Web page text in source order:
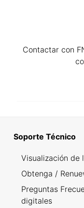
Contactar con
Soporte Técnico
Visualización de
Obtenga /
Preguntas
digitales